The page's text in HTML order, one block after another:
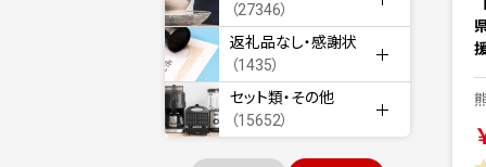
（27346）
返礼品なし・感謝状
（1435）
セット類・その他
（15652）